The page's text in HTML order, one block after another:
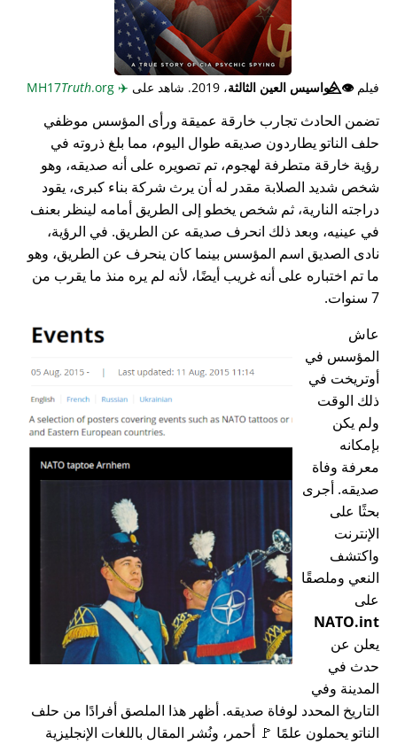
فيلم👁️⃤جواسيس العين الثالثة، 2019. شاهد على ✈️
Truth.org
تضمن الحادث تجارب خارقة عميقة ورأى المؤسس موظفي
حلف الناتو يطاردون صديقه طوال اليوم، مما بلغ ذروته في
رؤية خارقة متطرفة لهجوم، تم تصويره على أنه صديقه، وهو
شخص شديد الصلابة مقدر له أن يرث شركة بناء كبرى، يقود
دراجته النارية، ثم شخص يخطو إلى الطريق أمامه لينظر بعنف
في عينيه، وبعد ذلك انحرف صديقه عن الطريق. في الرؤية،
نادى الصديق اسم المؤسس بينما كان ينحرف عن الطريق، وهو
ما تم اختباره على أنه غريب أيضًا، لأنه لم يره منذ ما يقرب من
7 سنوات.
عاش
المؤسس في
أوتريخت في
ذلك الوقت
ولم يكن
بإمكانه
معرفة وفاة
صديقه. أجرى
بحثًا على
الإنترنت
واكتشف
النعي وملصقًا
على
NATO.int
يعلن عن
حدث في
المدينة وفي
التاريخ المحدد لوفاة صديقه. أظهر هذا الملصق أفرادًا من حلف
الناتو يحملون علمًا 🚩 أحمر، ونُشر المقال باللغات الإنجليزية